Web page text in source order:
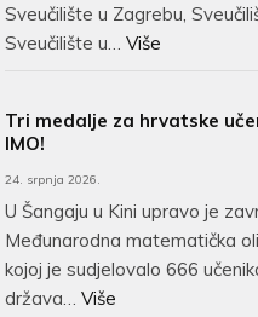
Sveučilište u Zagrebu,
Sveučilište u…Više
Tri medalje za hrvatske
IMO!
24. srpnja 2026.
U Šangaju u Kini upravo je
Međunarodna matematička
kojoj je sudjelovalo 666
država…Više